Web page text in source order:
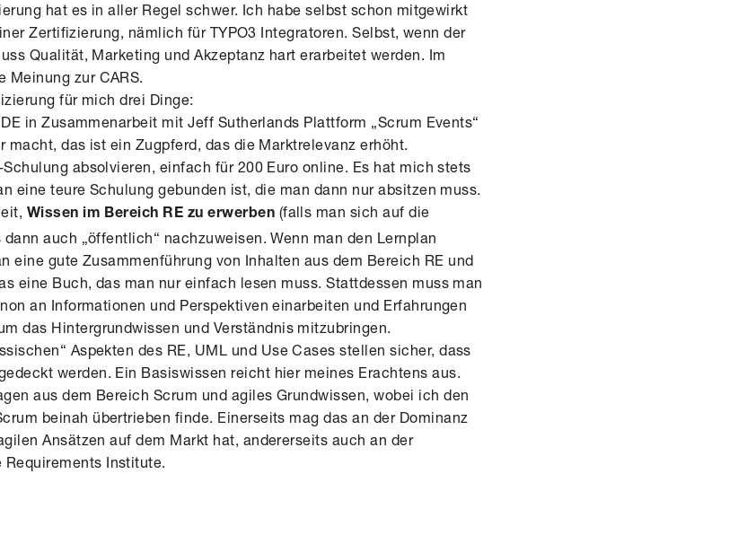
hat es in aller Regel schwer. Ich habe selbst schon mitgewirkt
Zertifizierung, nämlich für TYPO3 Integratoren. Selbst, wenn der
Qualität, Marketing und Akzeptanz hart erarbeitet werden. Im
Meinung zur CARS.
für mich drei Dinge:
in Zusammenarbeit mit Jeff Sutherlands Plattform „Scrum Events“
macht, das ist ein Zugpferd, das die Marktrelevanz erhöht.
absolvieren, einfach für 200 Euro online. Es hat mich stets
eine teure Schulung gebunden ist, die man dann nur absitzen muss.
Wissen im Bereich RE zu erwerben (falls man sich auf die
auch „öffentlich“ nachzuweisen. Wenn man den Lernplan
eine gute Zusammenführung von Inhalten aus dem Bereich RE und
eine Buch, das man nur einfach lesen muss. Stattdessen muss man
an Informationen und Perspektiven einarbeiten und Erfahrungen
das Hintergrundwissen und Verständnis mitzubringen.
Aspekten des RE, UML und Use Cases stellen sicher, dass
werden. Ein Basiswissen reicht hier meines Erachtens aus.
aus dem Bereich Scrum und agiles Grundwissen, wobei ich den
beinah übertrieben finde. Einerseits mag das an der Dominanz
Ansätzen auf dem Markt hat, andererseits auch an der
Institute.